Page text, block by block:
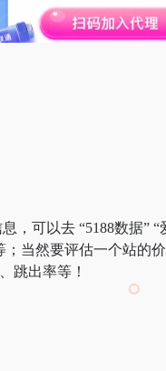
，可以去 “5188数据” “
当然要评估一个站的
跳出率等！